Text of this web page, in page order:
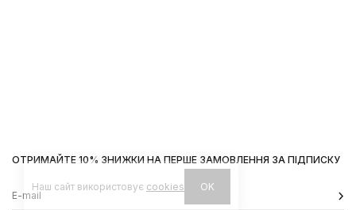
ОТРИМАЙТЕ 10% ЗНИЖКИ НА ПЕРШЕ ЗАМОВЛЕННЯ ЗА ПІДПИСКУ
Наш сайт використовує cookies OK